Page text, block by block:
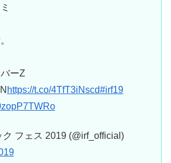
ーZ
https://t.co/4TfT3iNscd#irf19
フェス 2019 (@irf_official)